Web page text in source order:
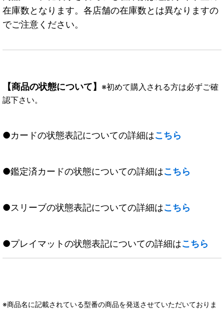
在庫数となります。各店舗の在庫数とは異なりますの
でご注意ください。
【商品の状態について】 ※初めて購入される方は必ずご確
認下さい。
●カードの状態表記についての詳細はこちら
●鑑定済カードの状態についての詳細はこちら
●スリーブの状態表記についての詳細はこちら
●プレイマットの状態表記についての詳細はこちら
※商品名に記載されている型番の商品を発送させていただいておりま